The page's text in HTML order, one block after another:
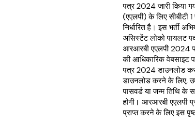
पत्र 2024 जारी किया
(एएलपी) के लिए सीबीटी
निर्धारित है। इस भर्ती
असिस्टेंट लोको पायलट
आरआरबी एएलपी 2024
की आधिकारिक वेबसाइट
पत्र 2024 डाउनलोड
डाउनलोड करने के लिए,
पासवर्ड या जन्म तिथि के
होगी। आरआरबी एएलपी
प्राप्त करने के लिए इस